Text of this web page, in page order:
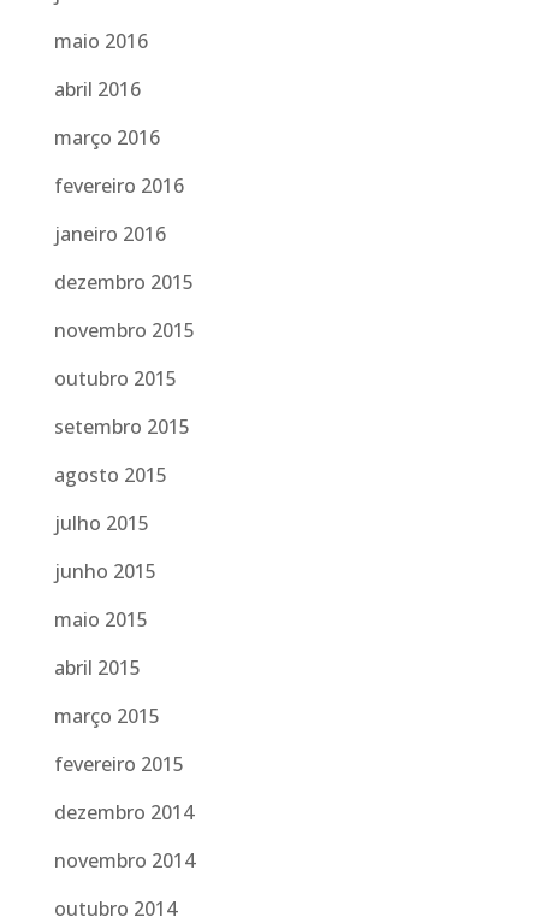
maio 2016
abril 2016
março 2016
fevereiro 2016
janeiro 2016
dezembro 2015
novembro 2015
outubro 2015
setembro 2015
agosto 2015
julho 2015
junho 2015
maio 2015
abril 2015
março 2015
fevereiro 2015
dezembro 2014
novembro 2014
outubro 2014